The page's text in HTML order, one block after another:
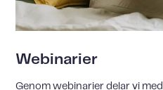
Webinarier
Genom webinarier delar vi